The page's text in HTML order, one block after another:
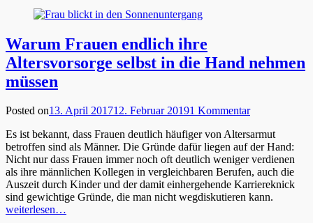
Warum Frauen endlich ihre
Altersvorsorge selbst in die Hand nehmen
müssen
Posted on13. April 201712. Februar 20191 Kommentar
Es ist bekannt, dass Frauen deutlich häufiger von Altersarmut
betroffen sind als Männer. Die Gründe dafür liegen auf der Hand:
Nicht nur dass Frauen immer noch oft deutlich weniger verdienen
als ihre männlichen Kollegen in vergleichbaren Berufen, auch die
Auszeit durch Kinder und der damit einhergehende Karriereknick
sind gewichtige Gründe, die man nicht wegdiskutieren kann.
weiterlesen…